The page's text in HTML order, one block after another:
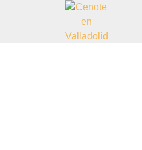
El corazón de